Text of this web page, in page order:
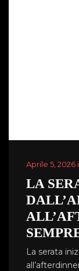
Aprile 5, 2026
LA
La serata